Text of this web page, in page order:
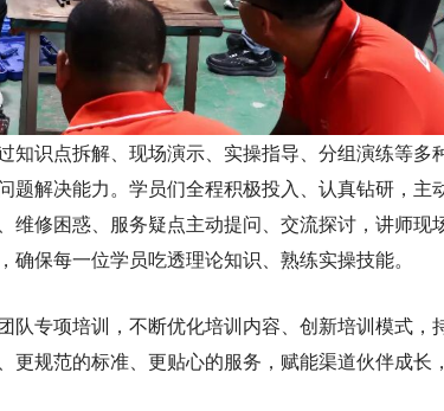
知识点拆解、现场演示、实操指导、分组演练等多
题解决能力。学员们全程积极投入、认真钻研，主
维修困惑、服务疑点主动提问、交流探讨，讲师现
保每一位学员吃透理论知识、熟练实操技能。
队专项培训，不断优化培训内容、创新培训模式，
更规范的标准、更贴心的服务，赋能渠道伙伴成长